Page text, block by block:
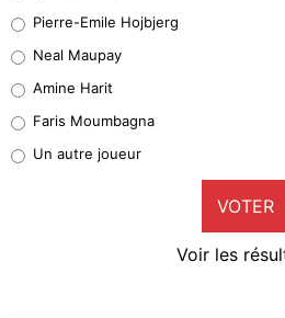
5%
1%
9%
Pierre-Emile Hojbjerg
Neal Maupay
Amine Harit
Faris Moumbagna
Un autre joueur
VOTER
Voir les